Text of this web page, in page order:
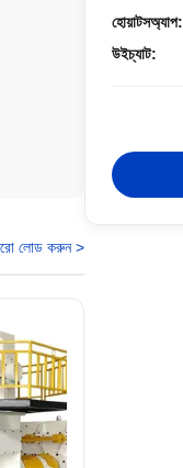
লোড করুন >
হোয়াটসঅ্যাপ:
উইচ্যাট: